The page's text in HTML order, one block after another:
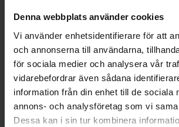
Denna webbplats använder cookies
Vi använder enhetsidentifierare för att
och annonserna till användarna,
för sociala medier och analysera vår
vidarebefordrar även sådana
information från din enhet till de sociala
annons- och analysföretag som vi
Dessa kan i sin tur kombinera
Mikrovågsfunktion (Ja/Nej):
Stektermometer (Ja/Nej):
Timer (Ja/Nej):
Varmluftsugn (Ja/Nej):
Wi-Fi anslutning (Ja/Nej):